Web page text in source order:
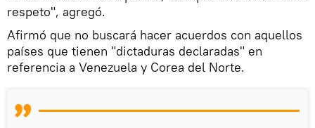
respeto", agregó.
Afirmó que no buscará hacer acuerdos con aquellos
países que tienen "dictaduras declaradas" en
referencia a Venezuela y Corea del Norte.